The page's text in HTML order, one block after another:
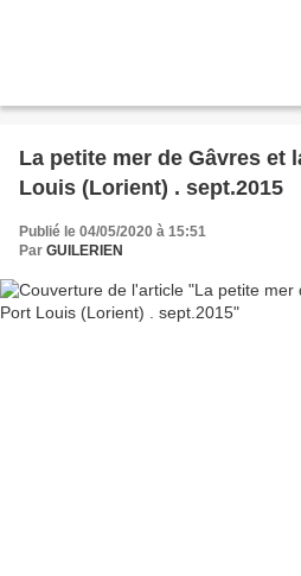
La petite mer de Gâvres et
Louis (Lorient) . sept.2015
Publié le 04/05/2020 à 15:51
Par GUILERIEN